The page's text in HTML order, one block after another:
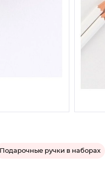
Подарочные ручки в наборах